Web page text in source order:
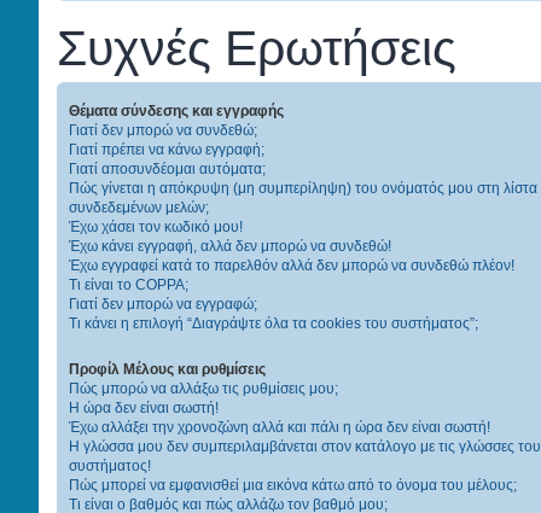
Συχνές Ερωτήσεις
Θέματα σύνδεσης και εγγραφής
Γιατί δεν μπορώ να συνδεθώ;
Γιατί πρέπει να κάνω εγγραφή;
Γιατί αποσυνδέομαι αυτόματα;
Πώς γίνεται η απόκρυψη (μη συμπερίληψη) του ονόματός μου στη λίστα
συνδεδεμένων μελών;
Έχω χάσει τον κωδικό μου!
Έχω κάνει εγγραφή, αλλά δεν μπορώ να συνδεθώ!
Έχω εγγραφεί κατά το παρελθόν αλλά δεν μπορώ να συνδεθώ πλέον!
Τι είναι το COPPA;
Γιατί δεν μπορώ να εγγραφώ;
Τι κάνει η επιλογή “Διαγράψτε όλα τα cookies του συστήματος”;
Προφίλ Μέλους και ρυθμίσεις
Πώς μπορώ να αλλάξω τις ρυθμίσεις μου;
Η ώρα δεν είναι σωστή!
Έχω αλλάξει την χρονοζώνη αλλά και πάλι η ώρα δεν είναι σωστή!
Η γλώσσα μου δεν συμπεριλαμβάνεται στον κατάλογο με τις γλώσσες του
συστήματος!
Πώς μπορεί να εμφανισθεί μια εικόνα κάτω από το όνομα του μέλους;
Τι είναι ο βαθμός και πώς αλλάζω τον βαθμό μου;